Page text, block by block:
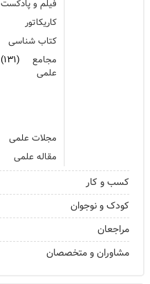
فیلم و پادکست
کاریکاتور
کتاب شناسی
مجامع
علمی
(۱۳۱)
مجلات علمی
مقاله علمی
کسب و کار
کودک و نوجوان
مراجعان
مشاوران و متخصصان